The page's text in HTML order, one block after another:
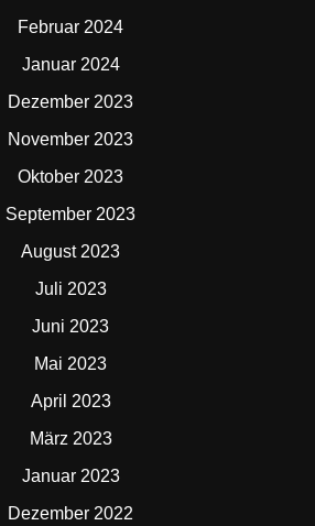
Februar 2024
Januar 2024
Dezember 2023
November 2023
Oktober 2023
September 2023
August 2023
Juli 2023
Juni 2023
Mai 2023
April 2023
März 2023
Januar 2023
Dezember 2022